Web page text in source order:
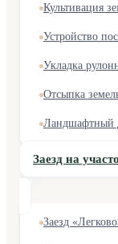
Культивация
Устройство
Укладка
Отсыпка
Ландшафтный
Заезд на
Заезд